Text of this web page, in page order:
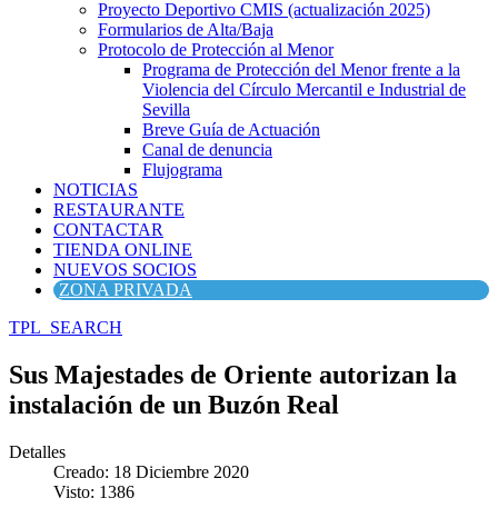
Proyecto Deportivo CMIS (actualización 2025)
Formularios de Alta/Baja
Protocolo de Protección al Menor
Programa de Protección del Menor frente a la
Violencia del Círculo Mercantil e Industrial de
Sevilla
Breve Guía de Actuación
Canal de denuncia
Flujograma
NOTICIAS
RESTAURANTE
CONTACTAR
TIENDA ONLINE
NUEVOS SOCIOS
ZONA PRIVADA
TPL_SEARCH
Sus Majestades de Oriente autorizan la
instalación de un Buzón Real
Detalles
Creado: 18 Diciembre 2020
Visto: 1386